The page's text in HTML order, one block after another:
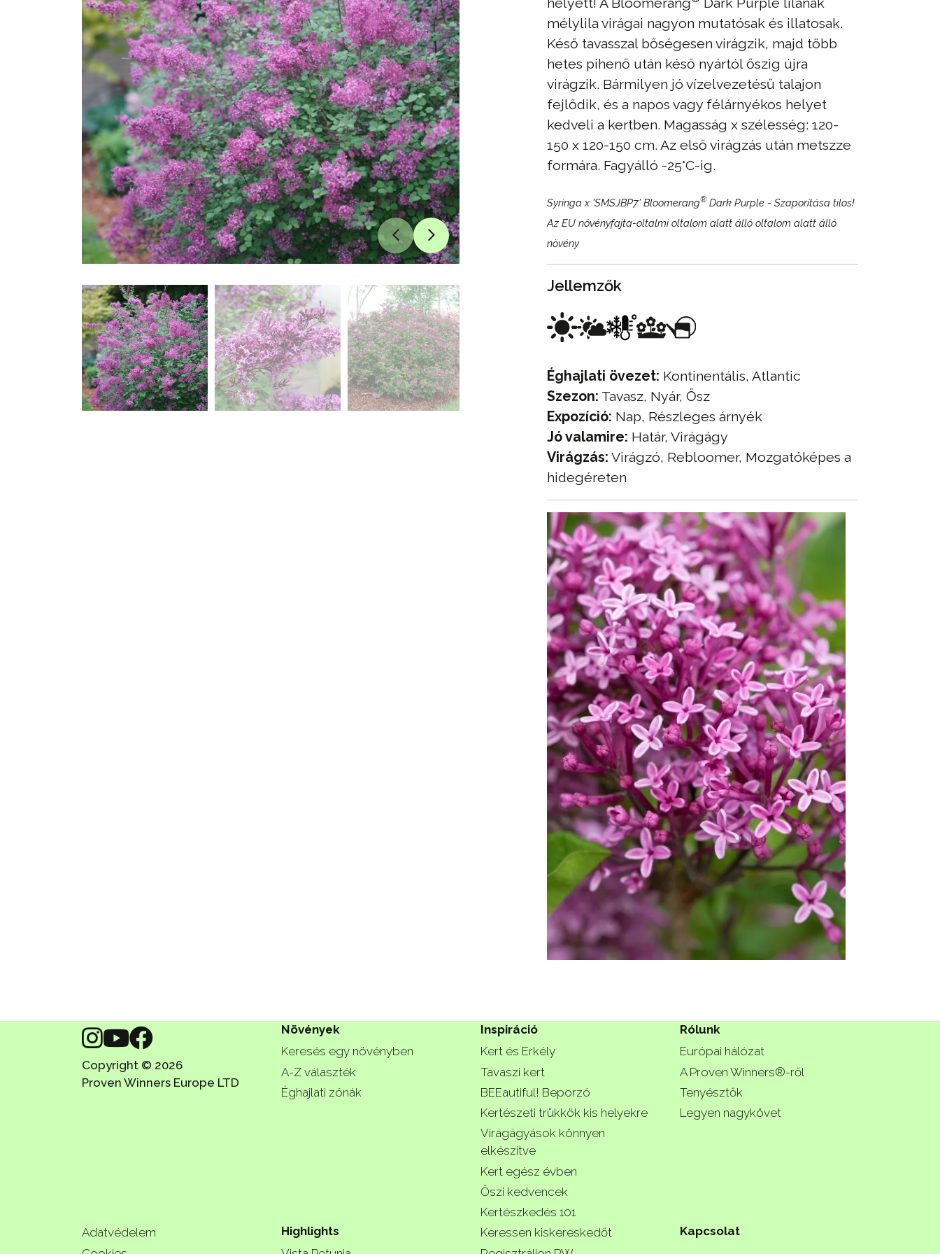
mélylila virágai nagyon mutatósak és illatosak.
Késő tavasszal bőségesen virágzik, majd több
hetes pihenő után késő nyártól őszig újra
virágzik. Bármilyen jó vízelvezetésű talajon
fejlődik, és a napos vagy félárnyékos helyet
kedveli a kertben. Magasság x szélesség: 120-
150 x 120-150 cm. Az első virágzás után metszze
formára. Fagyálló -25°C-ig.
Syringa x 'SMSJBP7' Bloomerang® Dark Purple - Szaporítása tilos!
Az EU növényfajta-oltalmi oltalom alatt álló oltalom alatt álló
növény
Jellemzők
Éghajlati övezet: Kontinentális, Atlantic
Szezon: Tavasz, Nyár, Ősz
Expozíció: Nap, Részleges árnyék
Jó valamire: Határ, Virágágy
Virágzás: Virágzó, Rebloomer, Mozgatóképes a
hidegéreten
Copyright © 2026
Proven Winners Europe LTD
Növények
Keresés egy növényben
A-Z választék
Éghajlati zónák
Inspiráció
Kert és Erkély
Tavaszi kert
BEEautiful! Beporzó
Kertészeti trükkök kis helyekre
Virágágyások könnyen
elkészítve
Kert egész évben
Őszi kedvencek
Kertészkedés 101
Rólunk
Európai hálózat
A Proven Winners®-ről
Tenyésztők
Legyen nagykövet
Adatvédelem
Highlights
Keressen kiskereskedőt
Kapcsolat